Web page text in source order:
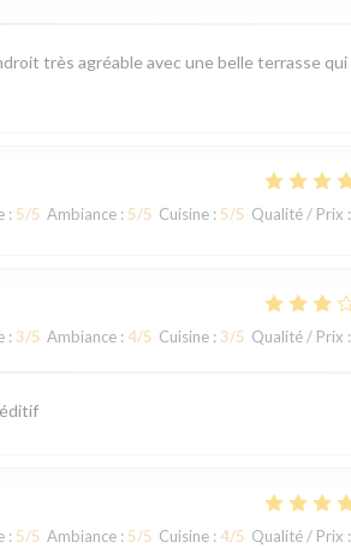
très agréable avec une belle terrasse qui
: 5/5 Ambiance : 5/5 Cuisine : 5/5 Qualité / Prix :
: 3/5 Ambiance : 4/5 Cuisine : 3/5 Qualité / Prix :
: 5/5 Ambiance : 5/5 Cuisine : 4/5 Qualité / Prix :